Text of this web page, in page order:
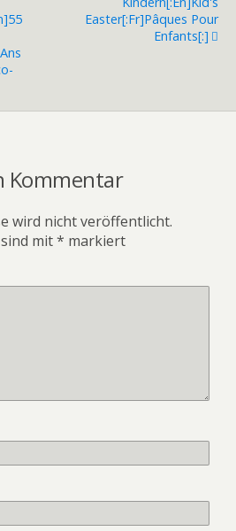
Easter[:fr]Pâques Pour
Enfants[:]
Kommentar
wird nicht veröffentlicht.
mit* markiert